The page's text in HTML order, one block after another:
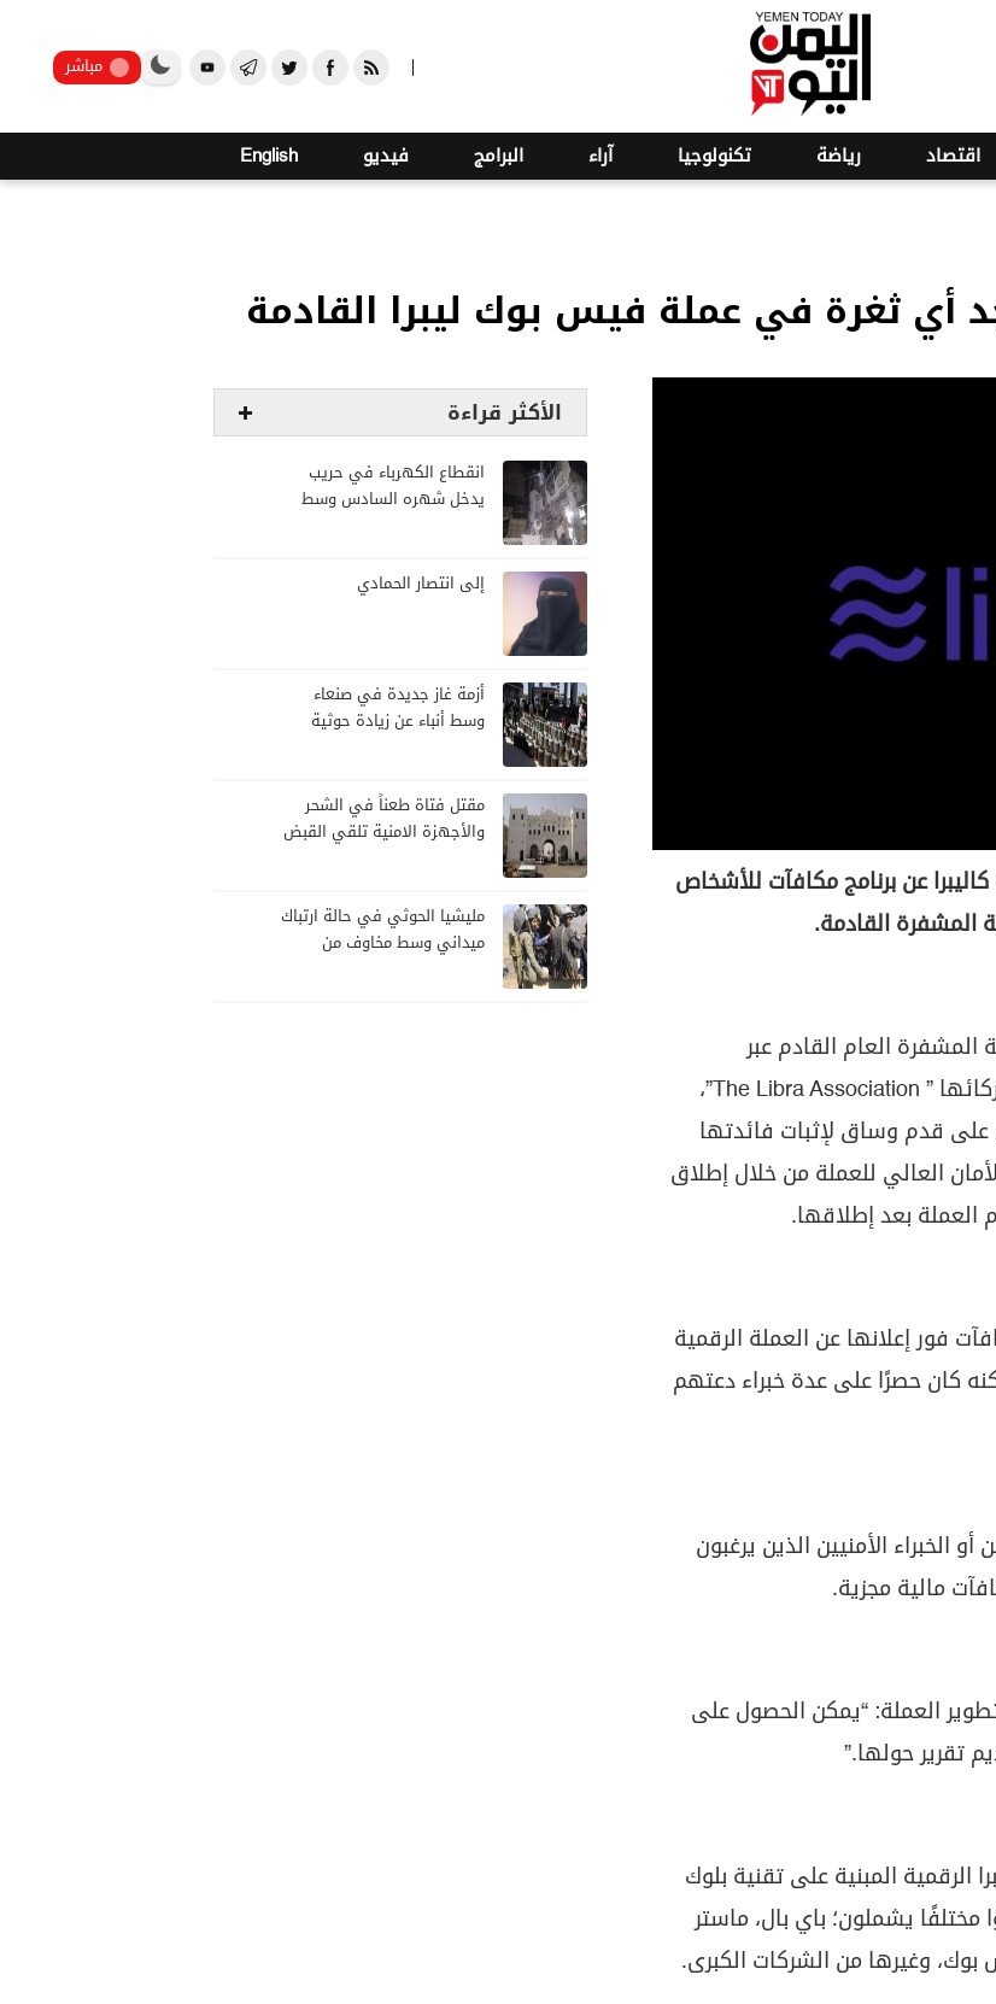
مباشر
اقتصاد رياضة تكنولوجيا آراء البرامج فيديو English
أي ثغرة في عملة فيس بوك ليبرا القادمة
عن برنامج مكافآت للأشخاص
المشفرة القادمة.
العام القادم عبر
”
The Libra Association ”،
على قدم وساق لإثبات فائدتها
العالي للعملة من خلال إطلاق
العملة بعد إطلاقها.
فور إعلانها عن العملة الرقمية
كان حصرًا على عدة خبراء دعتهم
أو الخبراء الأمنيين الذين يرغبون
مالية مجزية.
العملة: “يمكن الحصول على
المبنية على تقنية بلوك
مختلفًا يشملون؛ باي بال، ماستر
بوك، وغيرها من الشركات الكبرى.
الأكثر قراءة
انقطاع الكهرباء في حريب
يدخل شهره السادس وسط
إلى انتصار الحمادي
أزمة غاز جديدة في صنعاء
وسط أنباء عن زيادة حوثية
مقتل فتاة طعناً في الشحر
والأجهزة الامنية تلقي القبض
مليشيا الحوثي في حالة ارتباك
ميداني وسط مخاوف من